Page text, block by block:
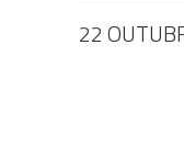
22